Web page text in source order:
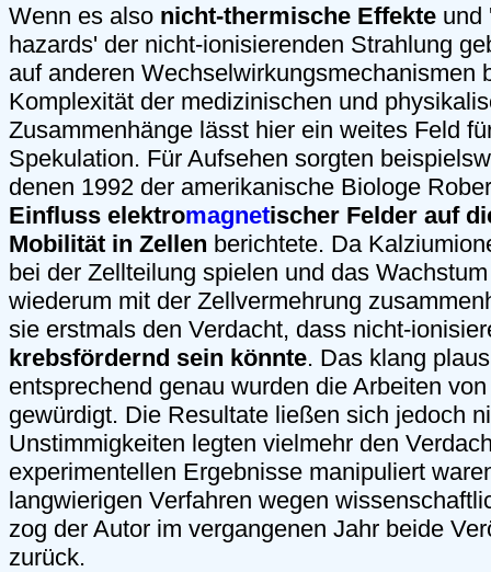
Wenn es also nicht-thermische Effekte und
hazards' der nicht-ionisierenden Strahlung
auf anderen Wechselwirkungsmechanismen
Komplexität der medizinischen und
Zusammenhänge lässt hier ein weites Feld
Spekulation. Für Aufsehen sorgten
denen 1992 der amerikanische Biologe
Einfluss elektromagnetischer Felder auf
Mobilität in Zellen berichtete. Da
bei der Zellteilung spielen und das
wiederum mit der Zellvermehrung
sie erstmals den Verdacht, dass nicht-
krebsfördernd sein könnte. Das klang
entsprechend genau wurden die Arbeiten
gewürdigt. Die Resultate ließen sich jedoch
Unstimmigkeiten legten vielmehr den
experimentellen Ergebnisse manipuliert
langwierigen Verfahren wegen
zog der Autor im vergangenen Jahr beide
zurück.